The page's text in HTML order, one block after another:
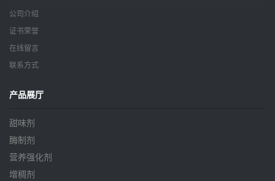
公司介绍
证书荣誉
在线留言
联系方式
产品展厅
甜味剂
酶制剂
营养强化剂
增稠剂